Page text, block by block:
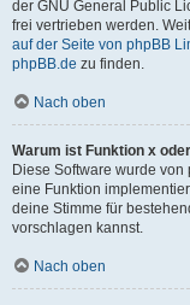
der GNU General Public
frei vertrieben werden.
auf der Seite von phpBB
phpBB.de zu finden.
Nach oben
Warum ist Funktion x
Diese Software wurde
eine Funktion
deine Stimme für
vorschlagen kannst.
Nach oben